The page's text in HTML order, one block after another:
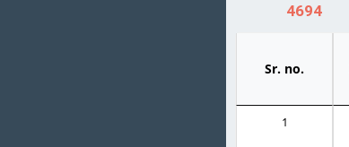
4694
Sr. no.
1